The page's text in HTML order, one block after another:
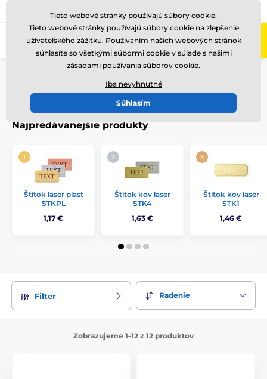
Zavolajte nám (Po-Pi 8-17) +421220255160
Štítky k pohárom
Najpredávanejšie produkty
Štítok laser plast
STKPL
1,17 €
Štítok kov laser
STK4
1,63 €
Štítok kov laser
STK1
1,46 €
Filter Radenie
Zobrazujeme 1-12 z 12 produktov
Tieto webové stránky používajú súbory cookie.
Tieto webové stránky používajú súbory cookie na zlepšenie
užívateľského zážitku. Používaním našich webových stránok
súhlasíte so všetkými súbormi cookie v súlade s našimi
zásadami používania súborov cookie.
Iba nevyhnutné
Súhlasím